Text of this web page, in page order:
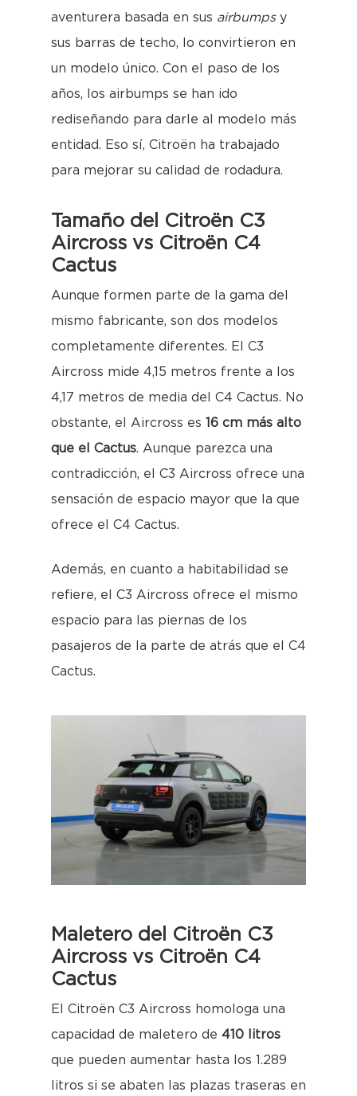
aventurera basada en sus airbumps y
sus barras de techo, lo convirtieron en
un modelo único. Con el paso de los
años, los airbumps se han ido
rediseñando para darle al modelo más
entidad. Eso sí, Citroën ha trabajado
para mejorar su calidad de rodadura.
Tamaño del Citroën C3
Aircross vs Citroën C4
Cactus
Aunque formen parte de la gama del
mismo fabricante, son dos modelos
completamente diferentes. El C3
Aircross mide 4,15 metros frente a los
4,17 metros de media del C4 Cactus. No
obstante, el Aircross es 16 cm más alto
que el Cactus. Aunque parezca una
contradicción, el C3 Aircross ofrece una
sensación de espacio mayor que la que
ofrece el C4 Cactus.
Además, en cuanto a habitabilidad se
refiere, el C3 Aircross ofrece el mismo
espacio para las piernas de los
pasajeros de la parte de atrás que el C4
Cactus.
Maletero del Citroën C3
Aircross vs Citroën C4
Cactus
El Citroën C3 Aircross homologa una
capacidad de maletero de 410 litros
que pueden aumentar hasta los 1.289
litros si se abaten las plazas traseras en